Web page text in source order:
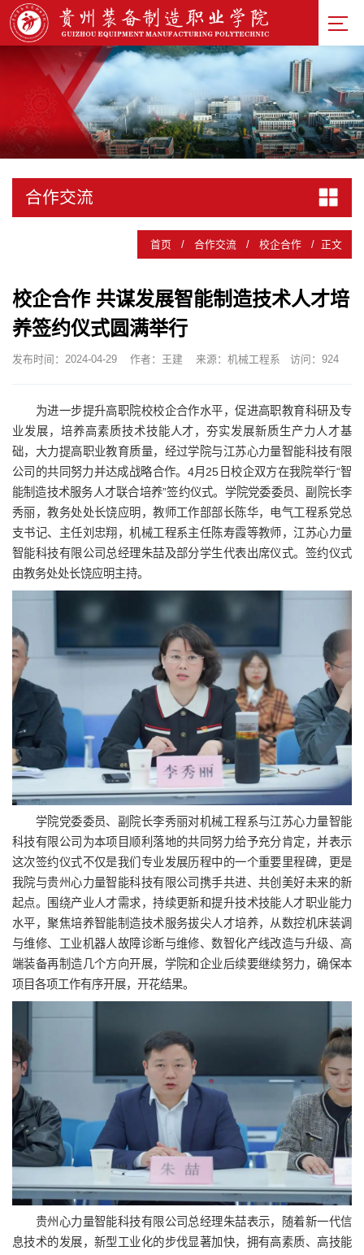
合作交流
首页 / 合作交流 / 校企合作 / 正文
校企合作 共谋发展智能制造技术人才培
养签约仪式圆满举行
发布时间：2024-04-29 作者：王建 来源：机械工程系 访问： 924
为进一步提升高职院校校企合作水平，促进高职教育科研及专
业发展，培养高素质技术技能人才，夯实发展新质生产力人才基
础，大力提高职业教育质量，经过学院与江苏心力量智能科技有限
公司的共同努力并达成战略合作。4月25日校企双方在我院举行“智
能制造技术服务人才联合培养”签约仪式。学院党委委员、副院长李
秀丽，教务处处长饶应明，教师工作部部长陈华，电气工程系党总
支书记、主任刘忠翔，机械工程系主任陈寿霞等教师，江苏心力量
智能科技有限公司总经理朱喆及部分学生代表出席仪式。签约仪式
由教务处处长饶应明主持。
学院党委委员、副院长李秀丽对机械工程系与江苏心力量智能
科技有限公司为本项目顺利落地的共同努力给予充分肯定，并表示
这次签约仪式不仅是我们专业发展历程中的一个重要里程碑，更是
我院与贵州心力量智能科技有限公司携手共进、共创美好未来的新
起点。围绕产业人才需求，持续更新和提升技术技能人才职业能力
水平，聚焦培养智能制造技术服务拔尖人才培养，从数控机床装调
与维修、工业机器人故障诊断与维修、数智化产线改造与升级、高
端装备再制造几个方向开展，学院和企业后续要继续努力，确保本
项目各项工作有序开展，开花结果。
贵州心力量智能科技有限公司总经理朱喆表示，随着新一代信
息技术的发展，新型工业化的步伐显著加快，拥有高素质、高技能